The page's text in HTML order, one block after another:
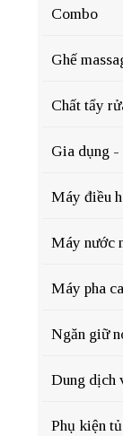
Combo
Ghế
Chất tẩy
Gia dụng -
Máy điều
Máy nước
Máy pha
Ngăn giữ
Dung dịch
Phụ kiện